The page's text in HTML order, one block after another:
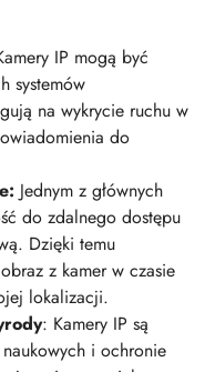
IP mogą być
systemów
na wykrycie ruchu w
do
Jednym z głównych
do zdalnego dostępu
Dzięki temu
z kamer w czasie
lokalizacji.
: Kamery IP są
i ochronie